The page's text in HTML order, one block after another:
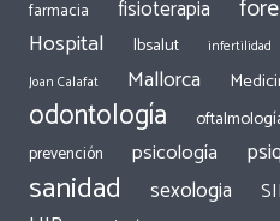
farmacia fisioterapia
Hospital Ibsalut infertilidad
Joan Calafat Mallorca
odontología
prevención psicología
sanidad sexologia